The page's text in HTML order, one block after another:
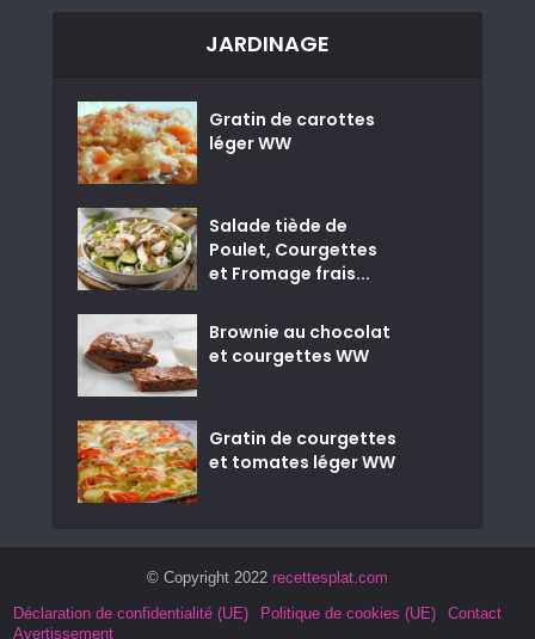
JARDINAGE
Gratin de carottes
léger WW
Salade tiède de
Poulet, Courgettes
et Fromage frais...
Brownie au chocolat
et courgettes WW
Gratin de courgettes
et tomates léger WW
© Copyright 2022 recettesplat.com
Déclaration de confidentialité (UE)
Politique de cookies (UE)
Contact
Avertissement